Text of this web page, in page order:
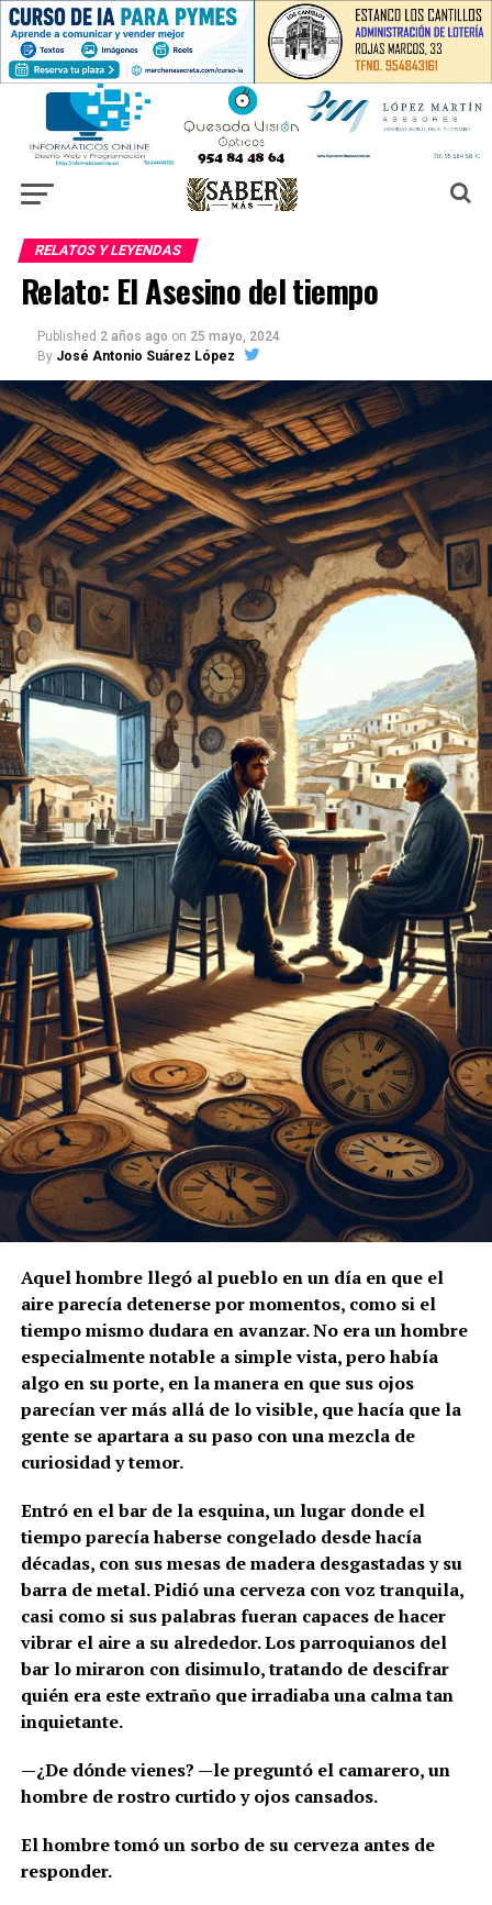
RELATOS Y LEYENDAS
Relato: El Asesino del tiempo
Published 2 años ago on 25 mayo, 2024
By José Antonio Suárez López
Aquel hombre llegó al pueblo en un día en que el
aire parecía detenerse por momentos, como si el
tiempo mismo dudara en avanzar. No era un hombre
especialmente notable a simple vista, pero había
algo en su porte, en la manera en que sus ojos
parecían ver más allá de lo visible, que hacía que la
gente se apartara a su paso con una mezcla de
curiosidad y temor.
Entró en el bar de la esquina, un lugar donde el
tiempo parecía haberse congelado desde hacía
décadas, con sus mesas de madera desgastadas y su
barra de metal. Pidió una cerveza con voz tranquila,
casi como si sus palabras fueran capaces de hacer
vibrar el aire a su alrededor. Los parroquianos del
bar lo miraron con disimulo, tratando de descifrar
quién era este extraño que irradiaba una calma tan
inquietante.
—¿De dónde vienes? —le preguntó el camarero, un
hombre de rostro curtido y ojos cansados.
El hombre tomó un sorbo de su cerveza antes de
responder.